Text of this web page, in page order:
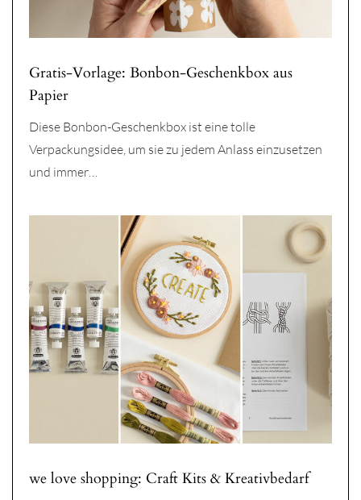
Gratis-Vorlage: Bonbon-Geschenkbox aus
Papier
Diese Bonbon-Geschenkbox ist eine tolle
Verpackungsidee, um sie zu jedem Anlass einzusetzen
und immer…
we love shopping: Craft Kits & Kreativbedarf